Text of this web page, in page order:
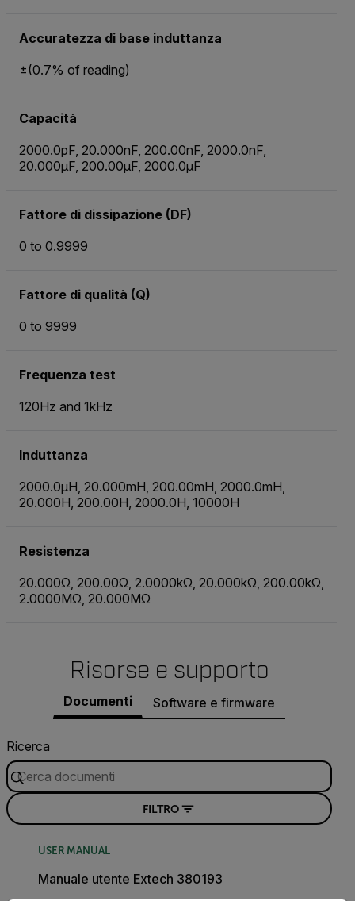
Accuratezza di base induttanza
±(0.7% of reading)
Capacità
2000.0pF, 20.000nF, 200.00nF, 2000.0nF,
20.000µF, 200.00µF, 2000.0µF
Fattore di dissipazione (DF)
0 to 0.9999
Fattore di qualità (Q)
0 to 9999
Frequenza test
120Hz and 1kHz
Induttanza
2000.0µH, 20.000mH, 200.00mH, 2000.0mH,
20.000H, 200.00H, 2000.0H, 10000H
Resistenza
20.000Ω, 200.00Ω, 2.0000kΩ, 20.000kΩ, 200.00kΩ,
2.0000MΩ, 20.000MΩ
Risorse e supporto
Documenti Software e firmware
Ricerca
FILTRO
USER MANUAL
Manuale utente Extech 380193